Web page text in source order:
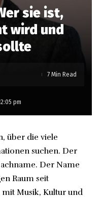
sie ist,
wird und
pm
7 Min Read
über die viele
suchen. Der
Der Name
Raum seit
Musik, Kultur und